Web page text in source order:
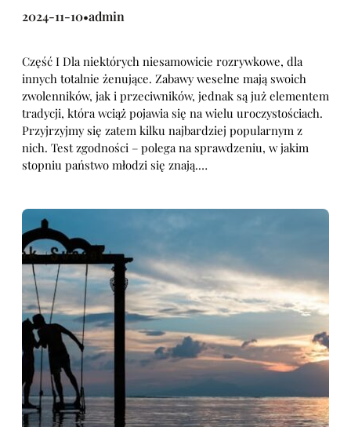
2024-11-10•admin
Część I Dla niektórych niesamowicie rozrywkowe, dla
innych totalnie żenujące. Zabawy weselne mają swoich
zwolenników, jak i przeciwników, jednak są już elementem
tradycji, która wciąż pojawia się na wielu uroczystościach.
Przyjrzyjmy się zatem kilku najbardziej popularnym z
nich. Test zgodności – polega na sprawdzeniu, w jakim
stopniu państwo młodzi się znają.…